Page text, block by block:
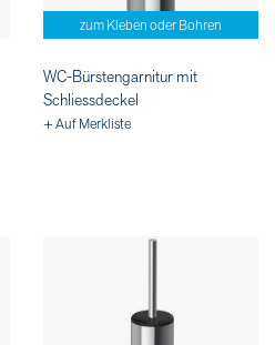
zum Kleben oder Bohren
WC-Bürstengarnitur mit
Schliessdeckel
+ Auf Merkliste